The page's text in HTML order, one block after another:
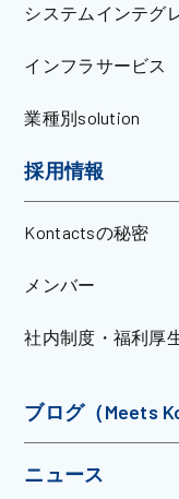
システムインテグ
インフラサービス
業種別solution
採用情報
Kontactsの秘密
メンバー
社内制度・福利厚
ブログ（Meets
ニュース